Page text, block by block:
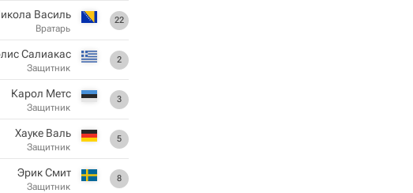
22
Василь
Вратарь
2
Салиакас
Защитник
3
Карол Метс
Защитник
5
Хауке Валь
Защитник
8
Эрик Смит
Защитник